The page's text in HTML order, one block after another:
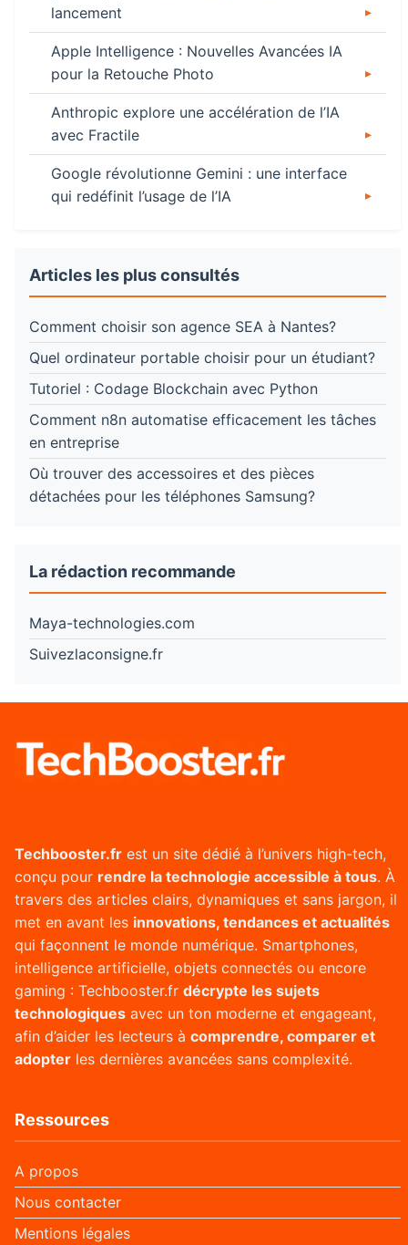
lancement
Apple Intelligence : Nouvelles Avancées IA
pour la Retouche Photo
Anthropic explore une accélération de l’IA
avec Fractile
Google révolutionne Gemini : une interface
qui redéfinit l’usage de l’IA
Articles les plus consultés
Comment choisir son agence SEA à Nantes?
Quel ordinateur portable choisir pour un étudiant?
Tutoriel : Codage Blockchain avec Python
Comment n8n automatise efficacement les tâches
en entreprise
Où trouver des accessoires et des pièces
détachées pour les téléphones Samsung?
La rédaction recommande
Maya-technologies.com
Suivezlaconsigne.fr
Techbooster.fr est un site dédié à l’univers high-tech,
conçu pour rendre la technologie accessible à tous. À
travers des articles clairs, dynamiques et sans jargon, il
met en avant les innovations, tendances et actualités
qui façonnent le monde numérique. Smartphones,
intelligence artificielle, objets connectés ou encore
gaming : Techbooster.fr décrypte les sujets
technologiques avec un ton moderne et engageant,
afin d’aider les lecteurs à comprendre, comparer et
adopter les dernières avancées sans complexité.
Ressources
A propos
Nous contacter
Mentions légales